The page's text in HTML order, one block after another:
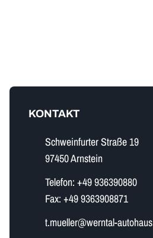
KONTAKT
Schweinfurter Straße 19
97450 Arnstein
Telefon: +49 936390880
Fax: +49 9363908871
t​.​m​u​e​l​l​e​r​@werntal-